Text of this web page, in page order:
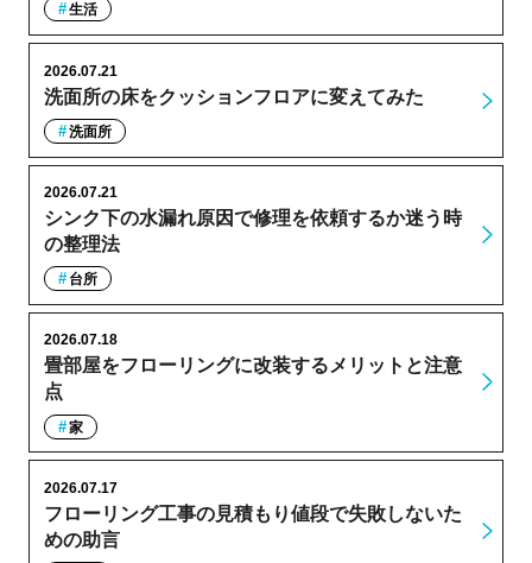
生活
洗面所の床をクッションフロアに変えてみた
2026.07.21
洗面所
シンク下の水漏れ原因で修理を依頼するか迷う時
の整理法
2026.07.21
台所
畳部屋をフローリングに改装するメリットと注意
点
2026.07.18
家
フローリング工事の見積もり値段で失敗しないた
めの助言
2026.07.17